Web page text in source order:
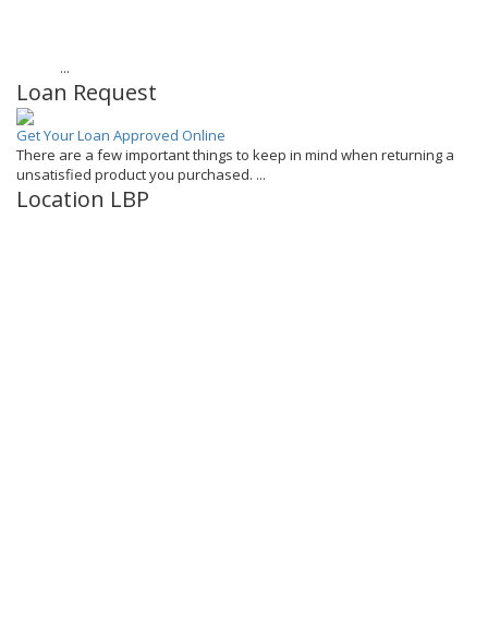
...
Loan Request
Get Your Loan Approved Online
There are a few important things to keep in mind when returning a
unsatisfied product you purchased. ...
Location LBP